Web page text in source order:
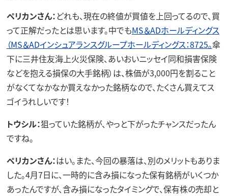
ペリカンさん：どれも、現在の終値が買値を上回ってるので、買
って正解だったとは思います。中でもMS＆ADホールディングス
（MS＆ADインシュアランスグループホールディングス：8725。傘
下に三井住友海上火災保険、あいおいニッセイ同和損害保険
などを抱える損保の大手銘柄）は、株価が3,000円を割ること
がなくてなかなか買えなかった銘柄なので、たくさん買えてス
ゴイうれしいです！
トウシル：狙っていた銘柄が、やっと下がったチャンスだったん
ですね。
ペリカンさん：はい。また、今回の暴落は、別のメリットもありま
した。4月7日に、一時的に含み損になった保有銘柄がいくつか
あったんですが、含み損になったタイミングで、保有株の売却と